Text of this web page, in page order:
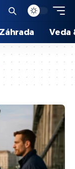
Veda